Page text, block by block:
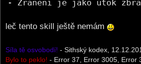
- Zranění je jako útok
leč tento skill ještě nemám
Síla tě osvobodí! - Sithský kodex,
Bylo to peklo! - Error 37, Error 3005, Error